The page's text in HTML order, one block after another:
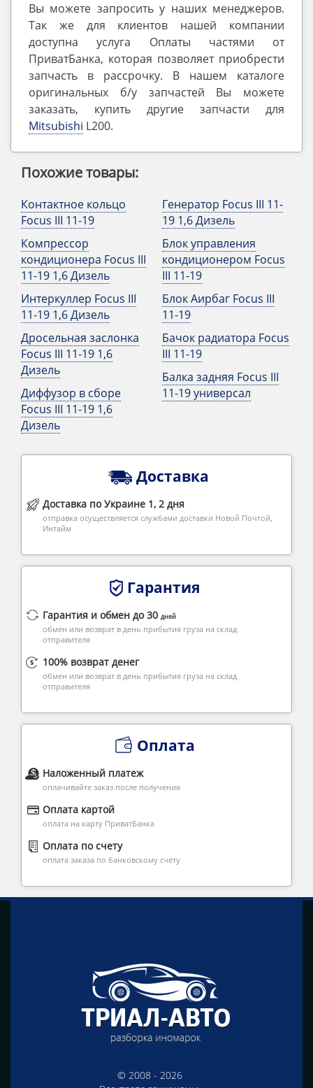
Вы можете запросить у наших менеджеров.
Так же для клиентов нашей компании
доступна услуга Оплаты частями от
ПриватБанка, которая позволяет приобрести
запчасть в рассрочку. В нашем каталоге
оригинальных б/у запчастей Вы можете
заказать, купить другие запчасти для
Mitsubishi L200.
Похожие товары:
Контактное кольцо
Focus III 11-19
Компрессор
кондиционера Focus III
11-19 1,6 Дизель
Интеркуллер Focus III
11-19 1,6 Дизель
Дросельная заслонка
Focus III 11-19 1,6
Дизель
Диффузор в сборе
Focus III 11-19 1,6
Дизель
Генератор Focus III 11-
19 1,6 Дизель
Блок управления
кондиционером Focus
III 11-19
Блок Аирбаг Focus III
11-19
Бачок радиатора Focus
III 11-19
Балка задняя Focus III
11-19 универсал
Доставка
Доставка по Украине 1, 2 дня
отправка осуществляется службами доставки Новой Почтой,
Интайм
Гарантия
Гарантия и обмен до 30 дней
обмен или возврат в день прибытия груза на склад
отправителя
100% возврат денег
обмен или возврат в день прибытия груза на склад
отправителя
Оплата
Наложенный платеж
оплачивайте заказ после получения
Оплата картой
оплата на карту ПриватБанка
Оплата по счету
оплата заказа по банковскому счету
© 2008 - 2026